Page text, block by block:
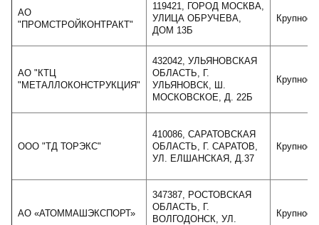
АО
"ПРОМСТРОЙКОНТРАКТ"
119421, ГОРОД МОСКВА,
УЛИЦА ОБРУЧЕВА,
ДОМ 13Б
Крупное
АО "КТЦ
"МЕТАЛЛОКОНСТРУКЦИЯ"
432042, УЛЬЯНОВСКАЯ
ОБЛАСТЬ, Г.
УЛЬЯНОВСК, Ш.
МОСКОВСКОЕ, Д. 22Б
Крупное
ООО "ТД ТОРЭКС"
410086, САРАТОВСКАЯ
ОБЛАСТЬ, Г. САРАТОВ,
УЛ. ЕЛШАНСКАЯ, Д.37
Крупное
АО «АТОММАШЭКСПОРТ»
347387, РОСТОВСКАЯ
ОБЛАСТЬ, Г.
ВОЛГОДОНСК, УЛ.
Крупное